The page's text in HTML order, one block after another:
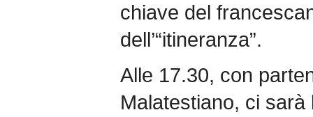
chiave del
dell’“itineranza”.
Alle 17.30, con
Malatestiano, ci sarà